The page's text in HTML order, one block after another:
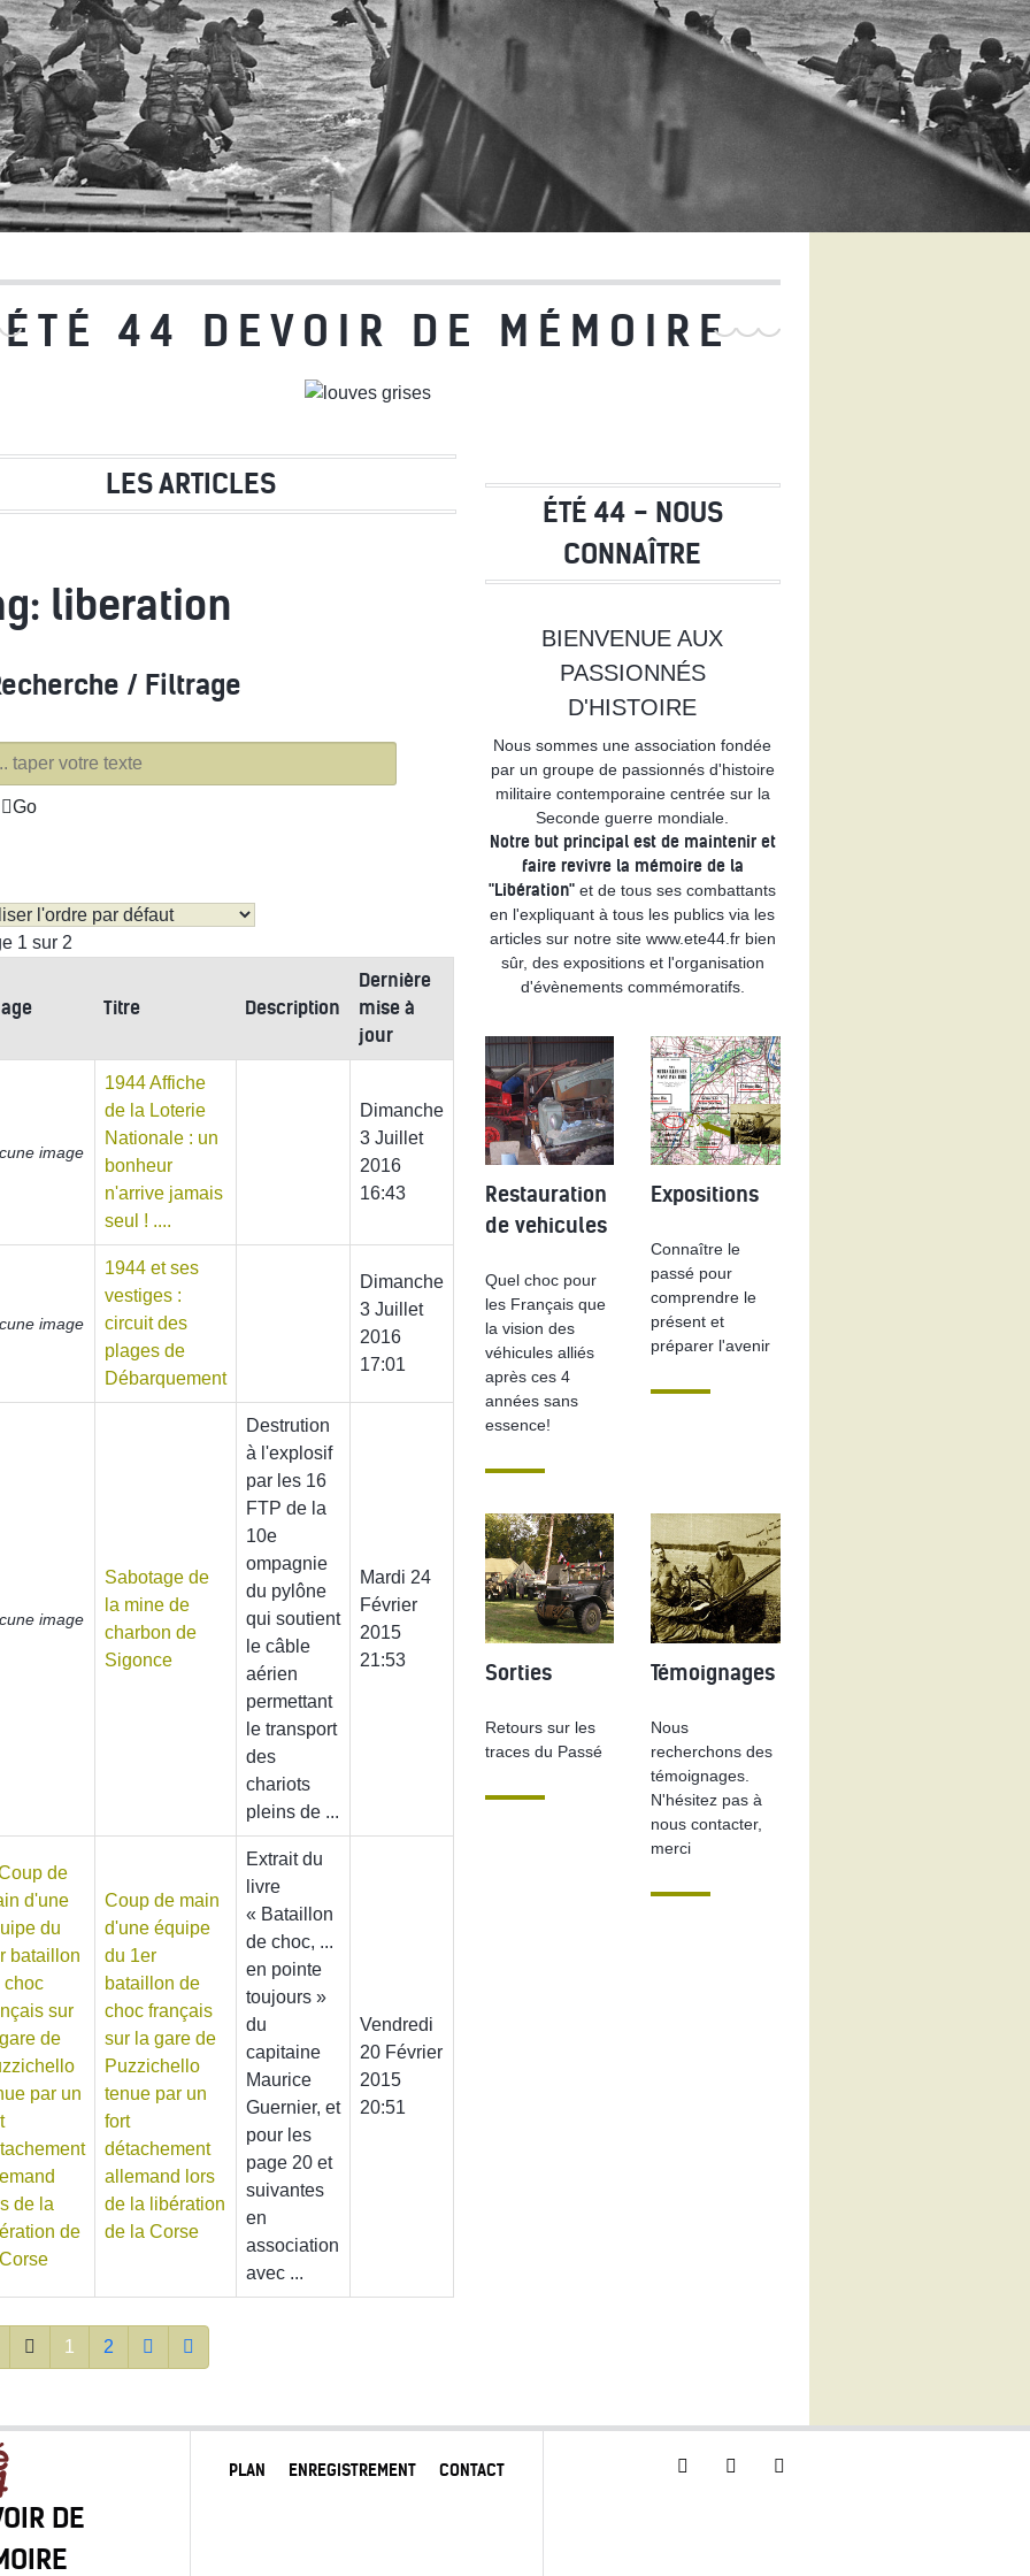
MÉMOIRE
ÉTÉ 1944
ÉTÉ 44 DEVOIR DE MÉMOIRE
LES ARTICLES
liberation
/ Filtrage
Go
1 sur 2
Titre Description
Dernière
mise à
jour
image
1944 Affiche
de la Loterie
Nationale : un
bonheur
n'arrive jamais
seul ! ....
Dimanche
3 Juillet
2016
16:43
image
1944 et ses
vestiges :
circuit des
plages de
Débarquement
Dimanche
3 Juillet
2016
17:01
image
Sabotage de
la mine de
charbon de
Sigonce
Destrution
à l'explosif
par les 16
FTP de la
10e
ompagnie
du pylône
qui soutient
le câble
aérien
permettant
le transport
des
chariots
pleins de ...
Mardi 24
Février
2015
21:53
Coup de main
d'une équipe
du 1er
bataillon de
choc français
sur la gare de
Puzzichello
tenue par un
fort
détachement
allemand lors
de la libération
de la Corse
Extrait du
livre
« Bataillon
de choc, ...
en pointe
toujours »
du
capitaine
Maurice
Guernier, et
pour les
page 20 et
suivantes
en
association
avec ...
Vendredi
20 Février
2015
20:51
1 2
ÉTÉ 44 - NOUS
CONNAÎTRE
BIENVENUE AUX
PASSIONNÉS
D'HISTOIRE
Nous sommes une association fondée
par un groupe de passionnés d'histoire
militaire contemporaine centrée sur la
Seconde guerre mondiale.
Notre but principal est de maintenir et
faire revivre la mémoire de la
"Libération" et de tous ses combattants
en l'expliquant à tous les publics via les
articles sur notre site www.ete44.fr bien
sûr, des expositions et l'organisation
d'évènements commémoratifs.
Restauration
de vehicules
Quel choc pour
les Français que
la vision des
véhicules alliés
après ces 4
années sans
essence!
Expositions
Connaître le
passé pour
comprendre le
présent et
préparer l'avenir
Sorties
Retours sur les
traces du Passé
Témoignages
Nous
recherchons des
témoignages.
N'hésitez pas à
nous contacter,
merci
DE
PLAN ENREGISTREMENT CONTACT